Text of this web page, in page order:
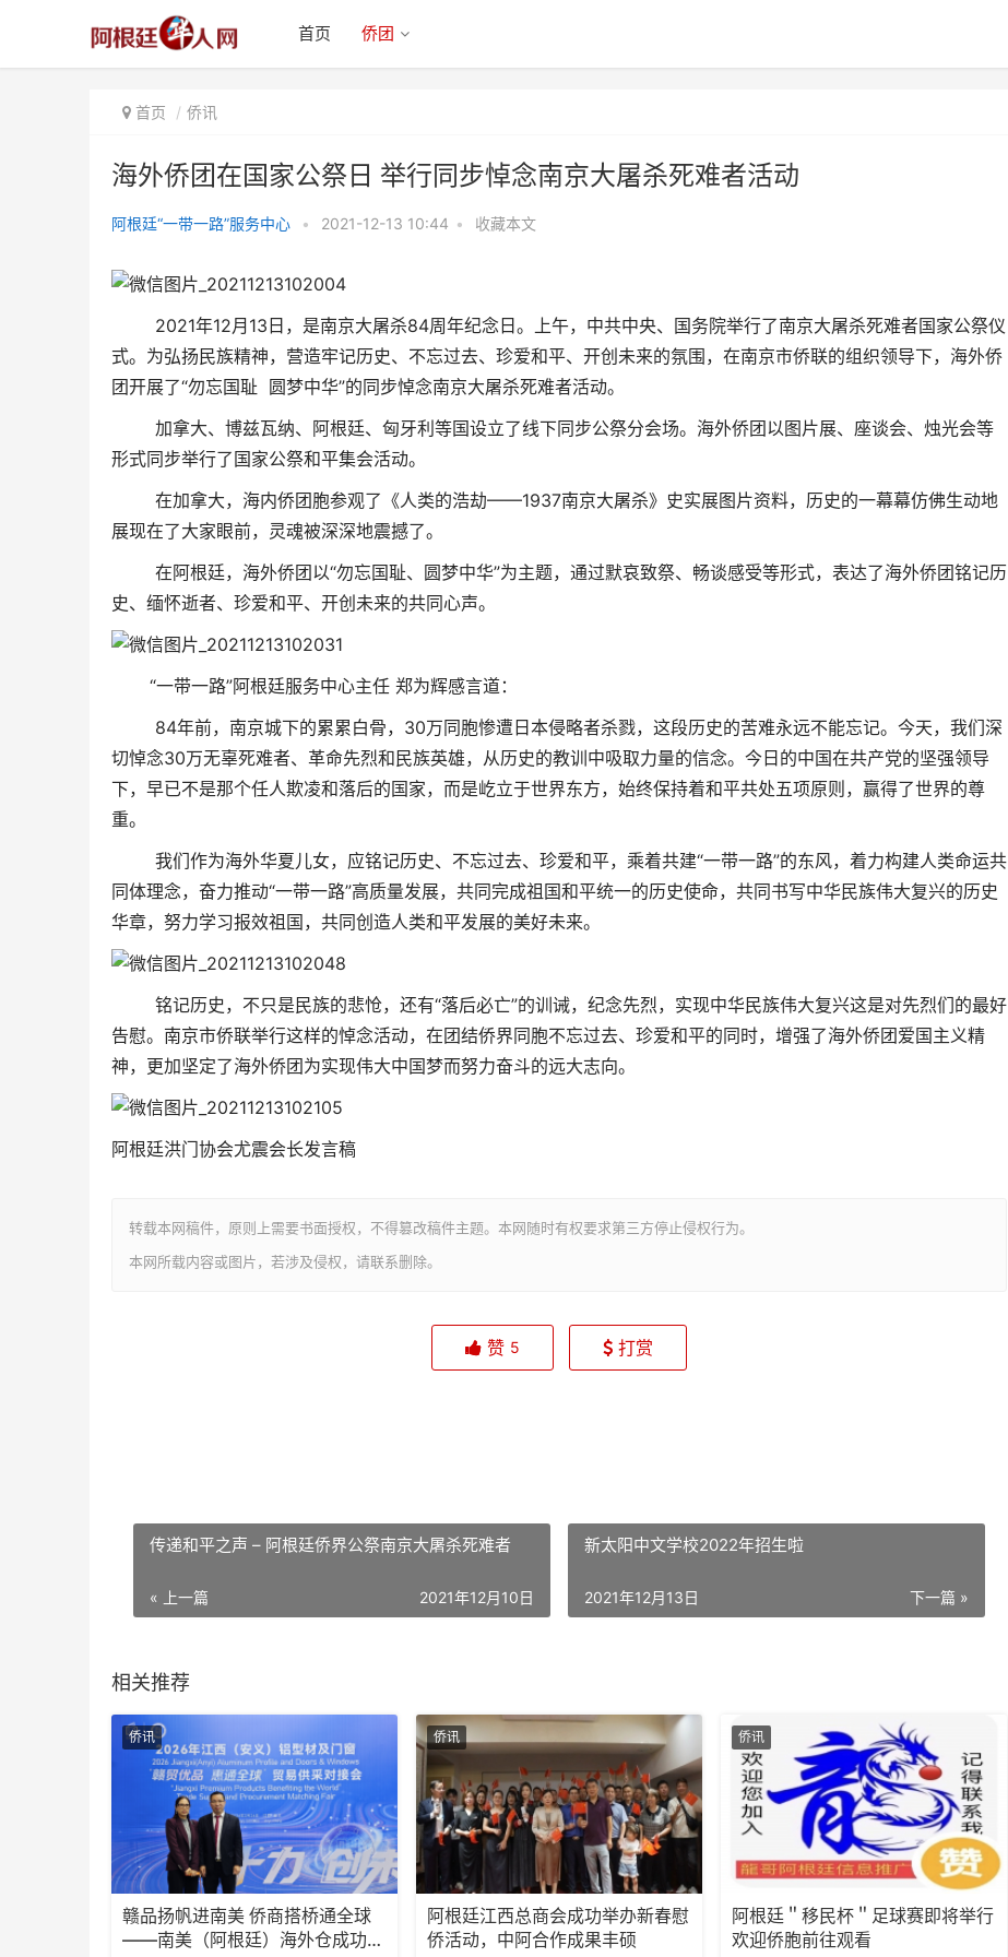
首页 侨团
首页 侨讯
海外侨团在国家公祭日 举行同步悼念南京大屠杀死难者活动
阿根廷“一带一路”服务中心 • 2021-12-13 10:44 • 收藏本文
2021年12月13日，是南京大屠杀84周年纪念日。上午，中共中央、国务院举行了南京大屠杀死难者国家公祭仪
式。为弘扬民族精神，营造牢记历史、不忘过去、珍爱和平、开创未来的氛围，在南京市侨联的组织领导下，海外侨
团开展了“勿忘国耻 圆梦中华”的同步悼念南京大屠杀死难者活动。
加拿大、博兹瓦纳、阿根廷、匈牙利等国设立了线下同步公祭分会场。海外侨团以图片展、座谈会、烛光会等
形式同步举行了国家公祭和平集会活动。
在加拿大，海内侨团胞参观了《人类的浩劫——1937南京大屠杀》史实展图片资料，历史的一幕幕仿佛生动地
展现在了大家眼前，灵魂被深深地震撼了。
在阿根廷，海外侨团以“勿忘国耻、圆梦中华”为主题，通过默哀致祭、畅谈感受等形式，表达了海外侨团铭记历
史、缅怀逝者、珍爱和平、开创未来的共同心声。
“一带一路”阿根廷服务中心主任 郑为辉感言道：
84年前，南京城下的累累白骨，30万同胞惨遭日本侵略者杀戮，这段历史的苦难永远不能忘记。今天，我们深
切悼念30万无辜死难者、革命先烈和民族英雄，从历史的教训中吸取力量的信念。今日的中国在共产党的坚强领导
下，早已不是那个任人欺凌和落后的国家，而是屹立于世界东方，始终保持着和平共处五项原则，赢得了世界的尊
重。
我们作为海外华夏儿女，应铭记历史、不忘过去、珍爱和平，乘着共建“一带一路”的东风，着力构建人类命运共
同体理念，奋力推动“一带一路”高质量发展，共同完成祖国和平统一的历史使命，共同书写中华民族伟大复兴的历史
华章，努力学习报效祖国，共同创造人类和平发展的美好未来。
铭记历史，不只是民族的悲怆，还有“落后必亡”的训诫，纪念先烈，实现中华民族伟大复兴这是对先烈们的最好
告慰。南京市侨联举行这样的悼念活动，在团结侨界同胞不忘过去、珍爱和平的同时，增强了海外侨团爱国主义精
神，更加坚定了海外侨团为实现伟大中国梦而努力奋斗的远大志向。
阿根廷洪门协会尤震会长发言稿
转载本网稿件，原则上需要书面授权，不得篡改稿件主题。本网随时有权要求第三方停止侵权行为。
本网所载内容或图片，若涉及侵权，请联系删除。
悼念南京大屠杀死难者
赞 5 打赏
传递和平之声 – 阿根廷侨界公祭南京大屠杀死难者
« 上一篇 2021年12月10日
新太阳中文学校2022年招生啦
下一篇 »
2021年12月13日
相关推荐
侨讯
赣品扬帆进南美 侨商搭桥通全球
——南美（阿根廷）海外仓成功签
侨讯
阿根廷江西总商会成功举办新春慰
侨活动，中阿合作成果丰硕
侨讯
阿根廷＂移民杯＂足球赛即将举行
欢迎侨胞前往观看